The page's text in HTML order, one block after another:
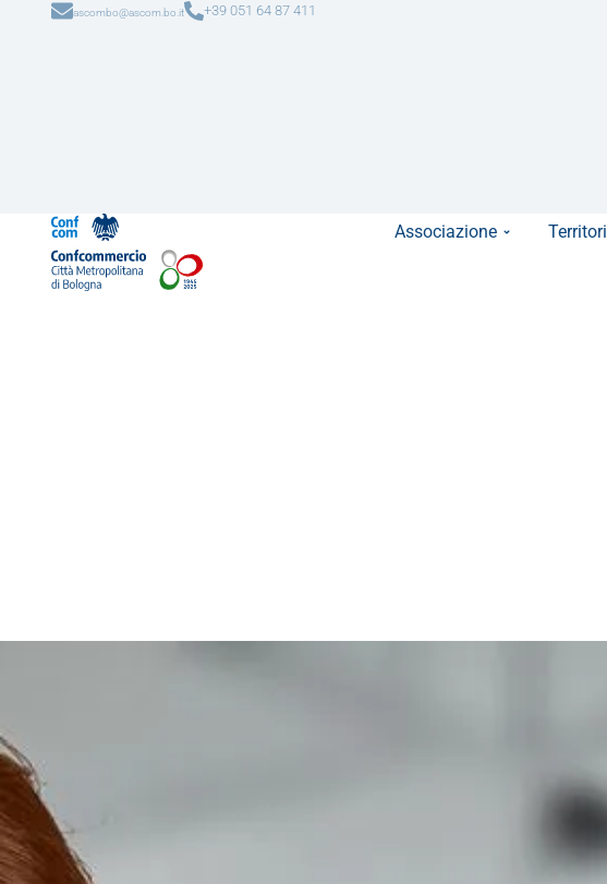
ascombo@ascom.bo.it +39 051 64 87 411
Associazione